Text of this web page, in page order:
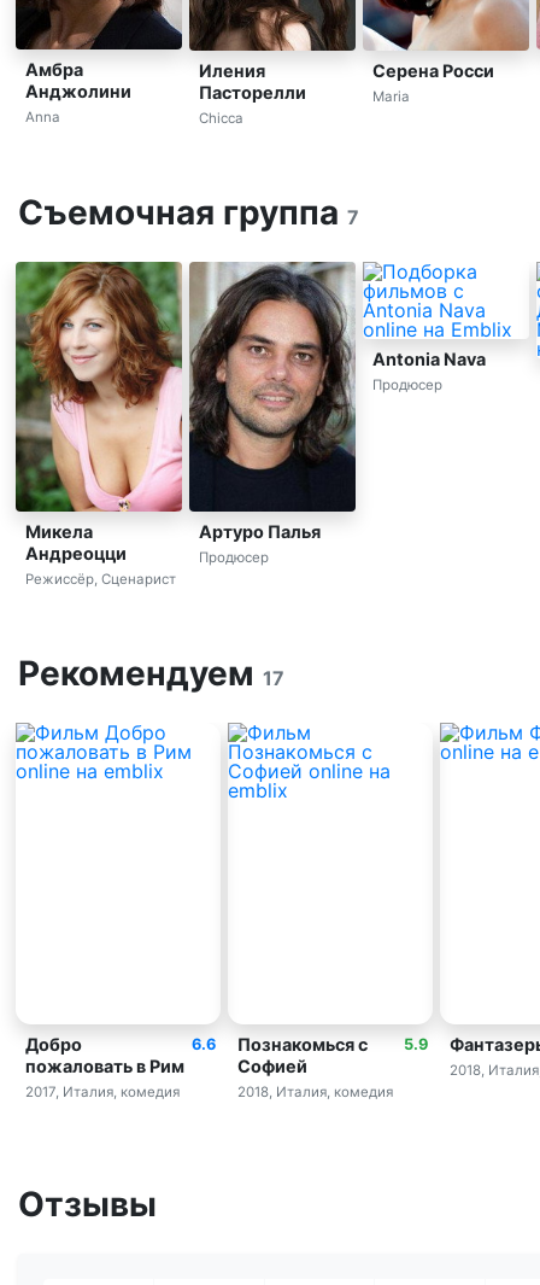
Амбра
Анджолини
Anna
Иления
Пасторелли
Chicca
Серена Росси
Maria
Съемочная группа 7
Микела
Андреоцци
Режиссёр, Сценарист
Артуро Палья
Продюсер
Antonia Nava
Продюсер
Рекомендуем 17
6.6
Добро
пожаловать в Рим
2017, Италия, комедия
5.9
Познакомься с
Софией
2018, Италия, комедия
2018,
Отзывы